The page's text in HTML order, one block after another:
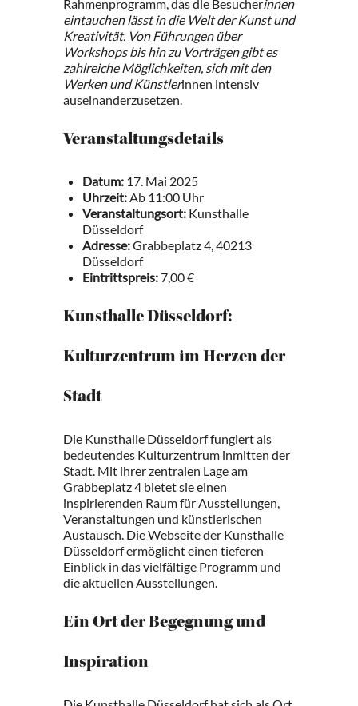
Rahmenprogramm, das die Besucherinnen
eintauchen lässt in die Welt der Kunst und
Kreativität. Von Führungen über
Workshops bis hin zu Vorträgen gibt es
zahlreiche Möglichkeiten, sich mit den
Werken und Künstlerinnen intensiv
auseinanderzusetzen.
Veranstaltungsdetails
Datum: 17. Mai 2025
Uhrzeit:Ab 11:00 Uhr
Veranstaltungsort: Kunsthalle
Düsseldorf
Adresse:Grabbeplatz 4, 40213
Düsseldorf
Eintrittspreis:7,00 €
Kunsthalle Düsseldorf:
Kulturzentrum im Herzen der
Stadt
Die Kunsthalle Düsseldorf fungiert als
bedeutendes Kulturzentrum inmitten der
Stadt. Mit ihrer zentralen Lage am
Grabbeplatz 4 bietet sie einen
inspirierenden Raum für Ausstellungen,
Veranstaltungen und künstlerischen
Austausch. Die Webseite der Kunsthalle
Düsseldorf ermöglicht einen tieferen
Einblick in das vielfältige Programm und
die aktuellen Ausstellungen.
Ein Ort der Begegnung und
Inspiration